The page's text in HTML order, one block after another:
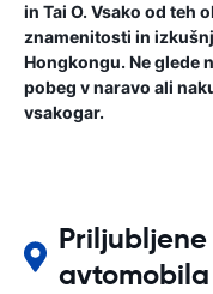
in Tai O. Vsako od teh
znamenitosti in
Hongkongu. Ne glede
pobeg v naravo ali
vsakogar.